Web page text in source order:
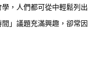
，人們都可從中輕鬆列出
」議題充滿興趣，卻常因